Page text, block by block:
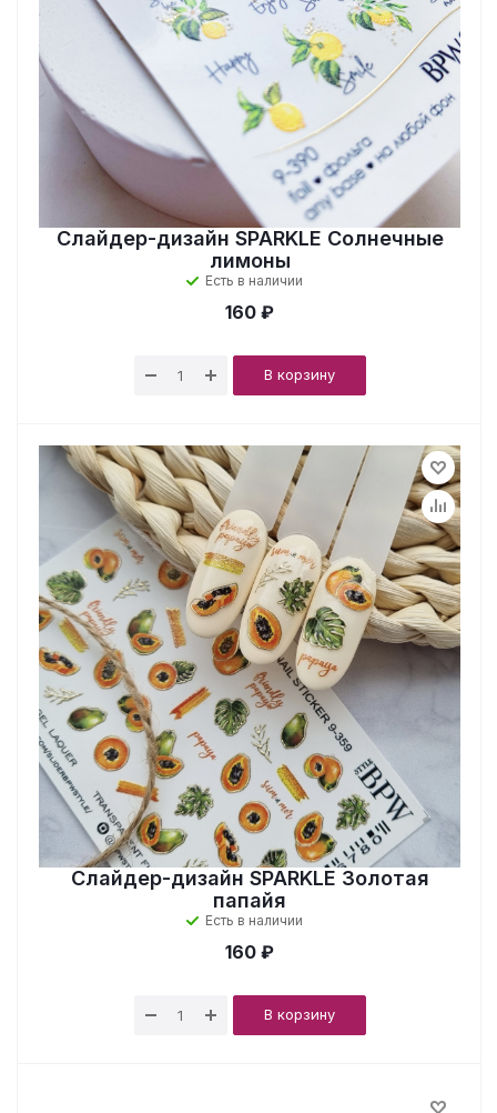
Слайдер-дизайн SPARKLE Солнечные
лимоны
Есть в наличии
160 ₽
В корзину
Слайдер-дизайн SPARKLE Золотая
папайя
Есть в наличии
160 ₽
В корзину